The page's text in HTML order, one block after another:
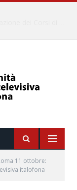
11 ottobre:
italofona